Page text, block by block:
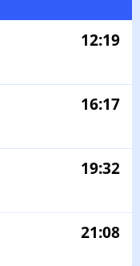
12:19
16:17
19:32
21:08